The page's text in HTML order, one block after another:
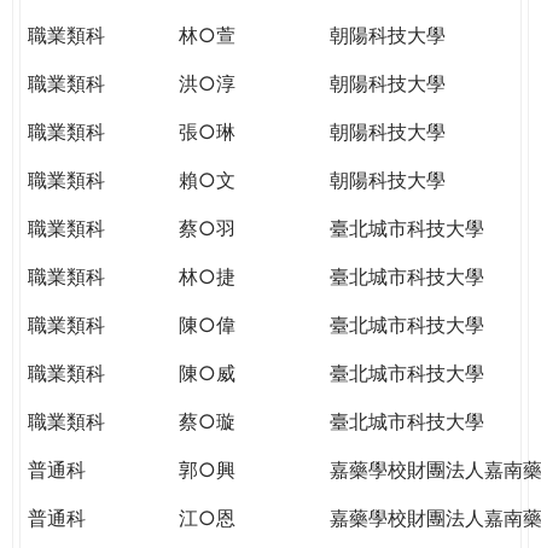
GLOBAL
CITIZENSHIP
職業類科
林○萱
朝陽科技大學
職業類科
洪○淳
朝陽科技大學
職業類科
張○琳
朝陽科技大學
職業類科
賴○文
朝陽科技大學
職業類科
蔡○羽
臺北城市科技大學
職業類科
林○捷
臺北城市科技大學
職業類科
陳○偉
臺北城市科技大學
職業類科
陳○威
臺北城市科技大學
職業類科
蔡○璇
臺北城市科技大學
普通科
郭○興
嘉藥學校財團法人嘉南
普通科
江○恩
嘉藥學校財團法人嘉南